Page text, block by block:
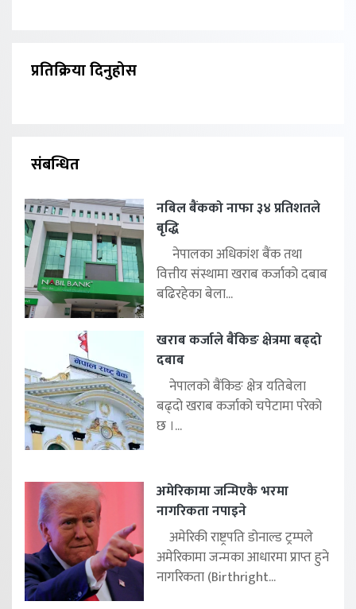
प्रतिक्रिया दिनुहोस
संबन्धित
नबिल बैंकको नाफा ३४ प्रतिशतले
बृद्धि
नेपालका अधिकांश बैंक तथा
वित्तीय संस्थामा खराब कर्जाको दबाब
बढिरहेका बेला...
खराब कर्जाले बैंकिङ क्षेत्रमा बढ्दो
दबाब
नेपालको बैंकिङ क्षेत्र यतिबेला
बढ्दो खराब कर्जाको चपेटामा परेको
छ ।...
अमेरिकामा जन्मिएकै भरमा
नागरिकता नपाइने
अमेरिकी राष्ट्रपति डोनाल्ड ट्रम्पले
अमेरिकामा जन्मका आधारमा प्राप्त हुने
नागरिकता (Birthright...